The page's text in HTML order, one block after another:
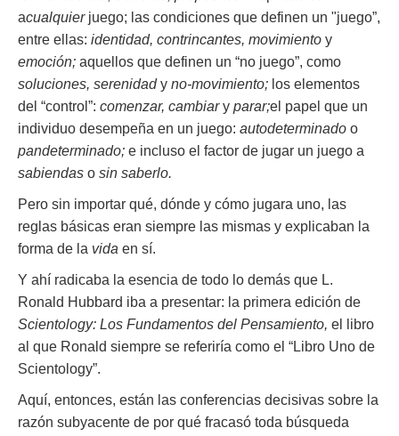
acualquierjuego; las condiciones que definen un "juego”,
entre ellas: identidad, contrincantes, movimiento y
emoción; aquellos que definen un “no juego”, como
soluciones, serenidady no-movimiento; los elementos
del “control”: comenzar, cambiary parar;el papel que un
individuo desempeña en un juego: autodeterminado o
pandeterminado; e incluso el factor de jugar un juego a
sabiendas o sin saberlo.
Pero sin importar qué, dónde y cómo jugara uno, las
reglas básicas eran siempre las mismas y explicaban la
forma de la vida en sí.
Y ahí radicaba la esencia de todo lo demás que L.
Ronald Hubbard iba a presentar: la primera edición de
Scientology: Los Fundamentos del Pensamiento, el libro
al que Ronald siempre se referiría como el “Libro Uno de
Scientology”.
Aquí, entonces, están las conferencias decisivas sobre la
razón subyacente de por qué fracasó toda búsqueda